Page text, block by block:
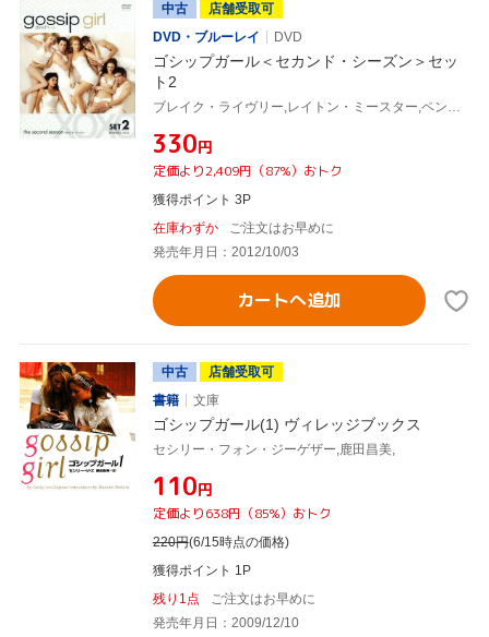
中古
店舗受取可
DVD・ブルーレイ
DVD
ゴシップガール＜セカンド・シーズン＞セッ
ト2
ブレイク・ライヴリー,レイトン・ミースター,ペン・バッジリー,セシリー・フォン・ジーゲザー(原作)
¥330円
定価より2,409円（87%）おトク
獲得ポイント 3P
在庫わずか
ご注文はお早めに
発売年月日：2012/10/03
カートへ追加
中古
店舗受取可
書籍
文庫
ゴシップガール(1) ヴィレッジブックス
セシリー・フォン・ジーゲザー,鹿田昌美,
¥110円
定価より638円（85%）おトク
220円(6/15時点の価格)
獲得ポイント 1P
残り1点
ご注文はお早めに
発売年月日：2009/12/10